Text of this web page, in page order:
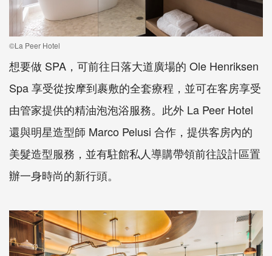
©La Peer Hotel
想要做 SPA，可前往日落大道廣場的 Ole Henriksen
Spa 享受從按摩到裹敷的全套療程，並可在客房享受
由管家提供的精油泡泡浴服務。此外 La Peer Hotel
還與明星造型師 Marco Pelusi 合作，提供客房內的
美髮造型服務，並有駐館私人導購帶領前往設計區置
辦一身時尚的新行頭。